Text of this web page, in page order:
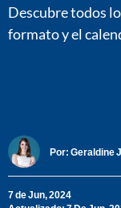
Descubre todos
formato y el
Por: Geraldine
7 de Jun, 2024